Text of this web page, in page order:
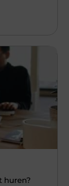
huren?